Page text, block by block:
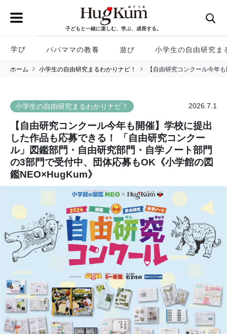
子どもと一緒に楽しむ、学ぶ、成長する。
学び パパママの教養 遊び 小学生の自由研究ま
ホーム 小学生の自由研究まるわかりナビ！ 【自由研究コンクール今年
小学生の自由研究まるわかりナビ！ 2026.7.1
【自由研究コンクール今年も開催】学校に提出
した作品も応募できる！ 「自由研究コンクー
ル」図鑑部門・自由研究部門・自学ノート部門
の3部門で受付中、団体応募もOK《小学館の図
鑑NEO×HugKum》